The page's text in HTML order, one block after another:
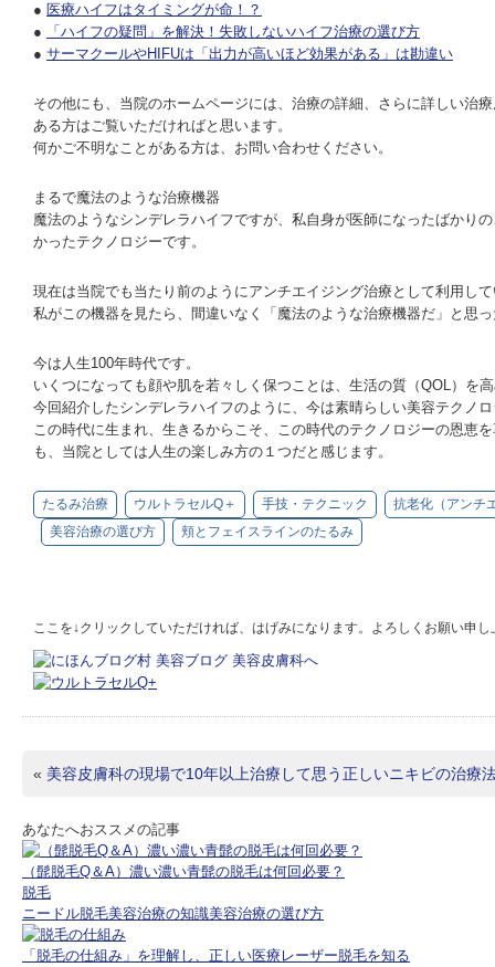
● 医療ハイフはタイミングが命！？
●
「ハイフの疑問」を解決！失敗しないハイフ治療の選び方
● サーマクールやHIFUは「出力が高いほど効果がある」は勘違い
その他にも、当院のホームページには、治療の詳細、さらに詳しい治
ある方はご覧いただければと思います。
何かご不明なことがある方は、お問い合わせください。
まるで魔法のような治療機器
魔法のようなシンデレラハイフですが、私自身が医師になったばかり
かったテクノロジーです。
現在は当院でも当たり前のようにアンチエイジング治療として利用し
私がこの機器を見たら、間違いなく「魔法のような治療機器だ」と思
今は人生100年時代です。
いくつになっても顔や肌を若々しく保つことは、生活の質（QOL）を
今回紹介したシンデレラハイフのように、今は素晴らしい美容テクノ
この時代に生まれ、生きるからこそ、この時代のテクノロジーの恩恵
も、当院としては人生の楽しみ方の１つだと感じます。
たるみ治療 ウルトラセルQ＋ 手技・テクニック
抗老化（アンチ
美容治療の選び方
頬とフェイスラインのたるみ
ここを↓クリックしていただければ、はげみになります。よろしくお願い申し
« 美容皮膚科の現場で10年以上治療して思う正しいニキビの治療
あなたへおススメの記事
（髭脱毛Q＆A）濃い濃い青髭の脱毛は何回必要？
脱毛
ニードル脱毛美容治療の知識美容治療の選び方
「脱毛の仕組み」を理解し、正しい医療レーザー脱毛を知る